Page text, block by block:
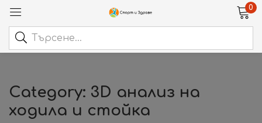
0
Category: 3D анализ на
ходила и стойка